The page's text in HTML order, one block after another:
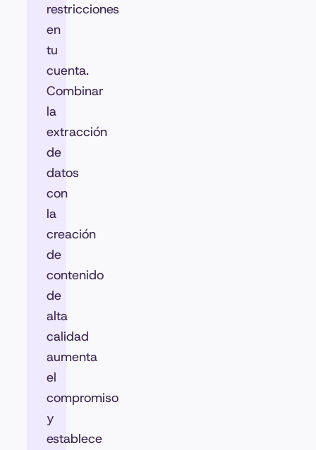
restricciones
en
tu
cuenta.
Combinar
la
extracción
de
datos
con
la
creación
de
contenido
de
alta
calidad
aumenta
el
compromiso
y
establece